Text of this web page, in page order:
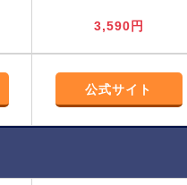
3,590円
公式サイト